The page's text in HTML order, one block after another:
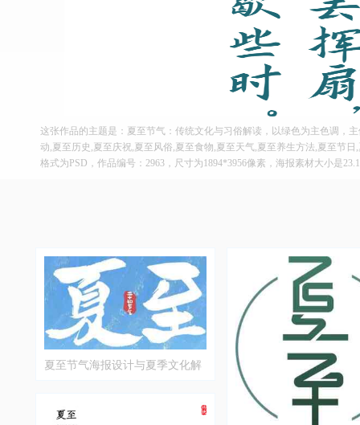
这张作品的主题是：夏至节气：传统文化与习俗解读，以绿色为主色调，
动,夏至历史,夏至庆祝,夏至风俗,夏至食物,夏至天气,夏至养生方法,夏至节
格式为PSD，作品编号：2963，尺寸为1894*3956像素，海报素材大小是
夏至节气海报设计与夏季文化解